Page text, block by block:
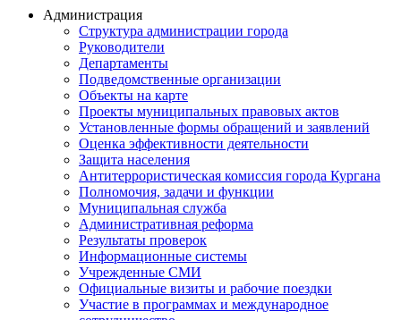
Администрация
Структура администрации города
Руководители
Департаменты
Подведомственные организации
Объекты на карте
Проекты муниципальных правовых актов
Установленные формы обращений и заявлений
Оценка эффективности деятельности
Защита населения
Антитеррористическая комиссия города Кургана
Полномочия, задачи и функции
Муниципальная служба
Административная реформа
Результаты проверок
Информационные системы
Учрежденные СМИ
Официальные визиты и рабочие поездки
Участие в программах и международное